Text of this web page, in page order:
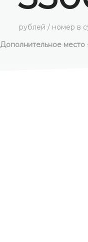
рублей / номер в
Дополнительное место